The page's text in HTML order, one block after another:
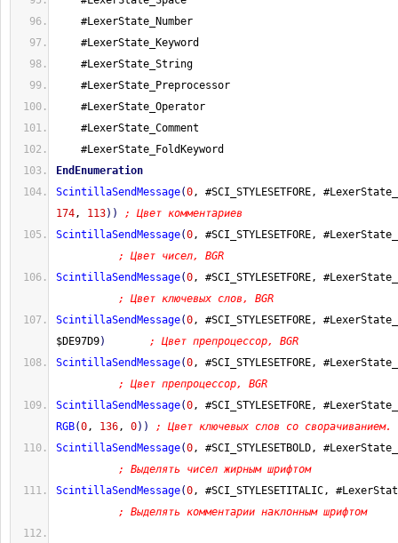
#LexerState_Number
#LexerState_Keyword
#LexerState_String
#LexerState_Preprocessor
#LexerState_Operator
#LexerState_Comment
#LexerState_FoldKeyword
EndEnumeration
ScintillaSendMessage(0, #SCI_STYLESETFORE,
174, 113) )
; Цвет комментариев
ScintillaSendMessage(0, #SCI_STYLESETFORE,
; Цвет чисел, BGR
ScintillaSendMessage(0, #SCI_STYLESETFORE,
; Цвет ключевых слов, BGR
ScintillaSendMessage(0, #SCI_STYLESETFORE,
$DE97D9)
; Цвет препроцессор, BGR
ScintillaSendMessage(0, #SCI_STYLESETFORE,
; Цвет препроцессор, BGR
ScintillaSendMessage(0
RGB(0, 136, 0) )
; Цвет ключевых слов со сворачиванием.
ScintillaSendMessage(0, #SCI_STYLESETBOLD,
; Выделять чисел жирным шрифтом
ScintillaSendMessage(0, #SCI_STYLESETITALIC,
; Выделять комментарии наклонным шрифтом